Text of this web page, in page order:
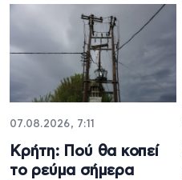
07.08.2026, 7:11
Κρήτη: Πού θα κοπεί
το ρεύμα σήμερα